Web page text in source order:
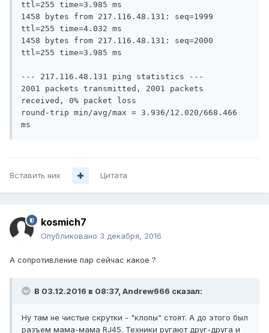
ttl=255 time=3.985 ms
1458 bytes from 217.116.48.131: seq=1999
ttl=255 time=4.032 ms
1458 bytes from 217.116.48.131: seq=2000
ttl=255 time=3.985 ms
--- 217.116.48.131 ping statistics ---
2001 packets transmitted, 2001 packets
received, 0% packet loss
round-trip min/avg/max = 3.936/12.020/668.466
Вставить ник Цитата
kosmich7
Опубликовано 3 декабря, 2016
А сопротивление пар сейчас какое ?
В 03.12.2016 в 08:37, Andrew666 сказал:
Ну там не чистые скрутки - "клопы" стоят. А до этого был
разъем мама-мама RJ45. Техники ругают друг-друга и